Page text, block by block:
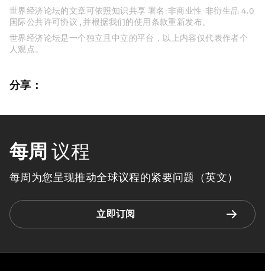
世界经济论坛的文章可依照知识共享 署名-非商业性-非衍生品 4.0
国际公共许可协议 , 并根据我们的使用条款重新发布。
世界经济论坛是一个独立且中立的平台，以上内容仅代表作者个
人观点。
分享：
每周 议程
每周为您呈现推动全球议程的紧要问题（英文）
立即订阅